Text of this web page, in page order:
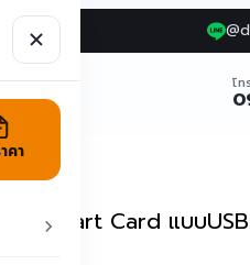
อเรา โ
คา
าชน Smart Card แบบ